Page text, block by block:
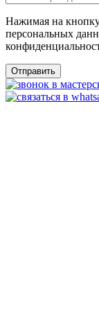
Нажимая на
персональных
Отправить